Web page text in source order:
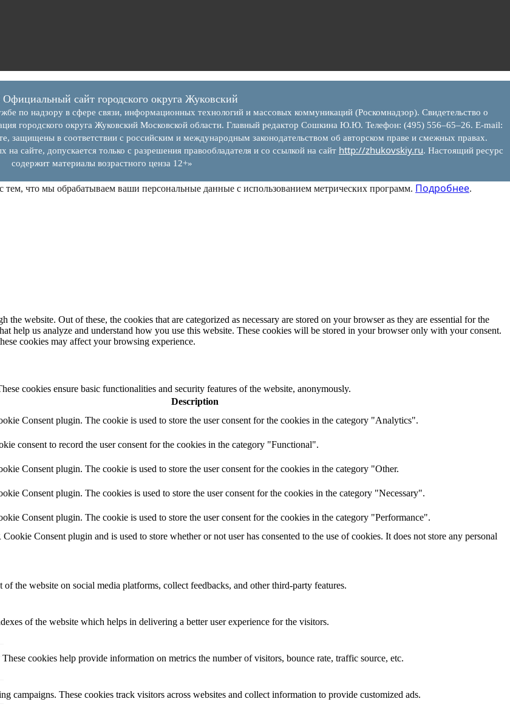
сайт городского округа Жуковский
по надзору в сфере связи, информационных технологий и массовых коммуникаций (Роскомнадзор). Свидетельство о
городского округа Жуковский Московской области. Главный редактор Сошкина Ю.Ю. Телефон: (495) 556–65–26. E‑mail:
защищены в соответствии с российским и международным законодательством об авторском праве и смежных правах.
сайте, допускается только с разрешения правообладателя и со ссылкой на сайт http://zhukovskiy.ru. Настоящий ресурс
содержит материалы возрастного ценза 12+»
что мы обрабатываем ваши персональные данные с использованием метрических программ. Подробнее.
website. Out of these, the cookies that are categorized as necessary are stored on your browser as they are essential for the
help us analyze and understand how you use this website. These cookies will be stored in your browser only with your consent.
cookies may affect your browsing experience.
cookies ensure basic functionalities and security features of the website, anonymously.
Description
Consent plugin. The cookie is used to store the user consent for the cookies in the category "Analytics".
consent to record the user consent for the cookies in the category "Functional".
Consent plugin. The cookie is used to store the user consent for the cookies in the category "Other.
Consent plugin. The cookies is used to store the user consent for the cookies in the category "Necessary".
Consent plugin. The cookie is used to store the user consent for the cookies in the category "Performance".
Consent plugin and is used to store whether or not user has consented to the use of cookies. It does not store any personal
the website on social media platforms, collect feedbacks, and other third-party features.
of the website which helps in delivering a better user experience for the visitors.
cookies help provide information on metrics the number of visitors, bounce rate, traffic source, etc.
campaigns. These cookies track visitors across websites and collect information to provide customized ads.